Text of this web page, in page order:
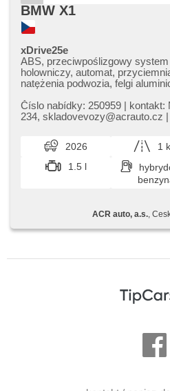
BMW X1
xDrive25e
ABS, przeciwpoślizgowy system
holowniczy, automat,
natężenia podwozia, felgi
lusterka, podgrzewane lusterka,
sportowe, immobilizer, centralny
podgrzewana kierownica,
ciśnienia opon, asystent
martwego pola, automatyczne
światła do jazdy dziennej, start-
kamera, bluetooth, paměťová
startování, bezklíčové
(DAB), LED adaptivní
Číslo nabídky: 250959 | kontakt: Nové vozy ​+420 702 063
234,​ skladovevozy@acrauto.cz
2026 1
1.5 l
ACR auto, a.s.,